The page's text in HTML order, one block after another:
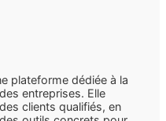
plateforme dédiée à la
entreprises. Elle
clients qualifiés, en